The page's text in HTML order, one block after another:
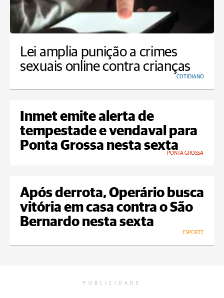
Lei amplia punição a crimes
sexuais online contra crianças
COTIDIANO
Inmet emite alerta de
tempestade e vendaval para
Ponta Grossa nesta sexta
PONTA GROSSA
Após derrota, Operário busca
vitória em casa contra o São
Bernardo nesta sexta
ESPORTE
PUBLICIDADE